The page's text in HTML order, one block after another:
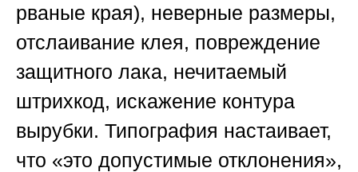
рваные края), неверные размеры,
отслаивание клея, повреждение
защитного лака, нечитаемый
штрихкод, искажение контура
вырубки. Типография настаивает,
что «это допустимые отклонения»,